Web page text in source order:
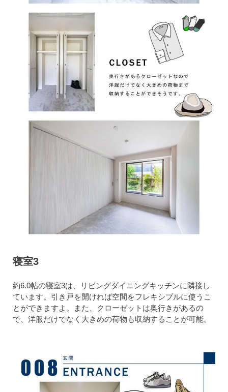
寝室3
約6.0帖の寝室3は、リビングダイニングキッチンに隣接し
ています。引き戸を開ければ空間をフレキシブルに使うこ
とができますよ。また、クローゼットは奥行きがあるの
で、洋服だけでなく大きめの荷物も収納することが可能。